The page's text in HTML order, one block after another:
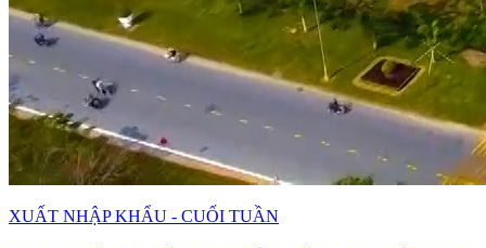
XUẤT NHẬP KHẨU - CUỐI TUẦN